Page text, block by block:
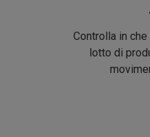
Controlla in
lotto di